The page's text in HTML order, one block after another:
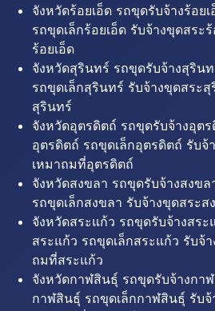
จังหวัดร้อยเอ็ด รถขุดรับจ้างร้อย
รถขุดเล็กร้อยเอ็ด รับจ้างขุดสระ
ร้อยเอ็ด
จังหวัดสุรินทร์ รถขุดรับจ้างสุริน
รถขุดเล็กสุรินทร์ รับจ้างขุดสระ
สุรินทร์
จังหวัดอุตรดิตถ์ รถขุดรับจ้างอุต
อุตรดิตถ์ รถขุดเล็กอุตรดิตถ์ รับจ้
เหมาถมที่อุตรดิตถ์
จังหวัดสงขลา รถขุดรับจ้างสงข
รถขุดเล็กสงขลา รับจ้างขุดสระ
จังหวัดสระแก้ว รถขุดรับจ้างสระ
สระแก้ว รถขุดเล็กสระแก้ว รับจ้
ถมที่สระแก้ว
จังหวัดกาฬสินธุ์ รถขุดรับจ้างกา
กาฬสินธุ์ รถขุดเล็กกาฬสินธุ์ รับ